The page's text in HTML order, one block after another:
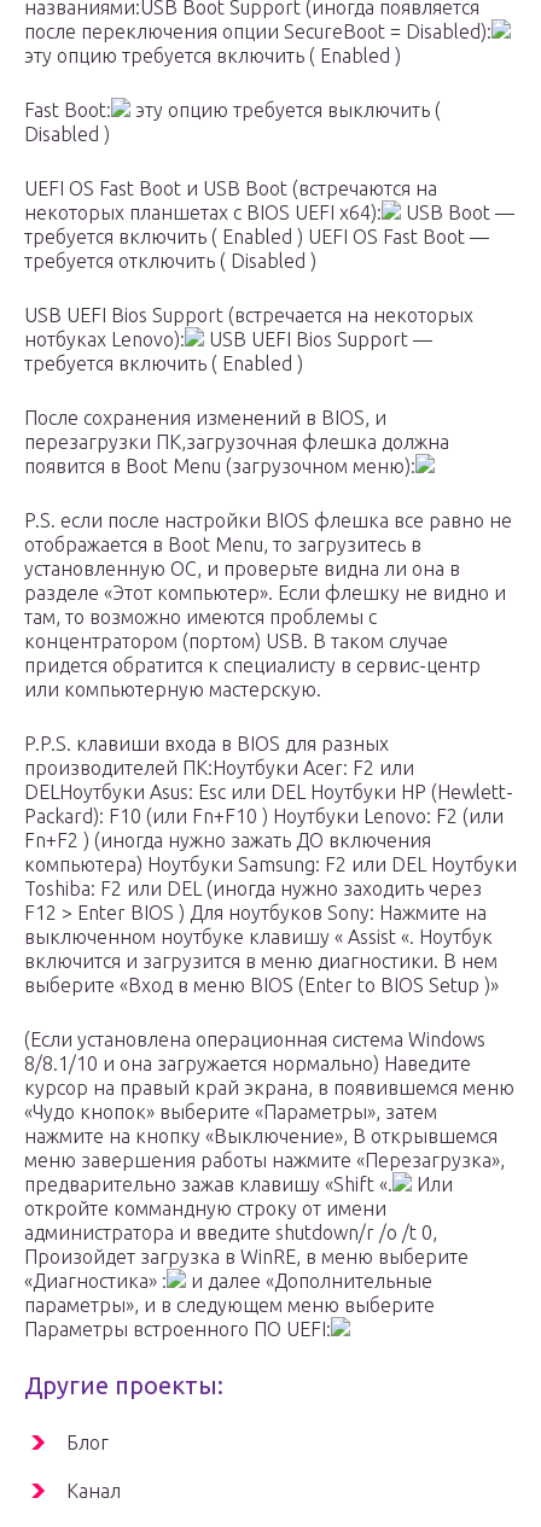
названиями:USB Boot Support (иногда появляется
после переключения опции SecureBoot = Disabled):
эту опцию требуется включить ( Enabled )
Fast Boot:
эту опцию требуется выключить (
Disabled )
UEFI OS Fast Boot и USB Boot (встречаются на
некоторых планшетах с BIOS UEFI x64):
USB Boot —
требуется включить ( Enabled ) UEFI OS Fast Boot —
требуется отключить ( Disabled )
USB UEFI Bios Support (встречается на некоторых
нотбуках Lenovo):
USB UEFI Bios Support —
требуется включить ( Enabled )
После сохранения изменений в BIOS, и
перезагрузки ПК,загрузочная флешка должна
появится в Boot Menu (загрузочном меню):
P.S. если после настройки BIOS флешка все равно не
отображается в Boot Menu, то загрузитесь в
установленную ОС, и проверьте видна ли она в
разделе «Этот компьютер». Если флешку не видно и
там, то возможно имеются проблемы с
концентратором (портом) USB. В таком случае
придется обратится к специалисту в сервис-центр
или компьютерную мастерскую.
P.P.S. клавиши входа в BIOS для разных
производителей ПК:Ноутбуки Acer: F2 или
DELНоутбуки Asus: Esc или DEL Ноутбуки HP (Hewlett-
Packard): F10 (или Fn+F10 ) Ноутбуки Lenovo: F2 (или
Fn+F2 ) (иногда нужно зажать ДО включения
компьютера) Ноутбуки Samsung: F2 или DEL Ноутбуки
Toshiba: F2 или DEL (иногда нужно заходить через
F12 > Enter BIOS ) Для ноутбуков Sony: Нажмите на
выключенном ноутбуке клавишу « Assist «. Ноутбук
включится и загрузится в меню диагностики. В нем
выберите «Вход в меню BIOS (Enter to BIOS Setup )»
(Если установлена операционная система Windows
8/8.1/10 и она загружается нормально) Наведите
курсор на правый край экрана, в появившемся меню
«Чудо кнопок» выберите «Параметры», затем
нажмите на кнопку «Выключение», В открывшемся
меню завершения работы нажмите «Перезагрузка»,
предварительно зажав клавишу «Shift «.
Или
откройте коммандную строку от имени
администратора и введите shutdown/r /o /t 0,
Произойдет загрузка в WinRE, в меню выберите
«Диагностика» :
и далее «Дополнительные
параметры», и в следующем меню выберите
Параметры встроенного ПО UEFI:
Другие проекты:
Блог
Канал